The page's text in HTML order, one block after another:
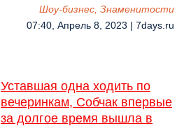
Шоу-бизнес, Знаменитости
07:40, Апрель 8, 2023 | 7days.ru
Уставшая одна ходить по
вечеринкам, Собчак впервые
за долгое время вышла в